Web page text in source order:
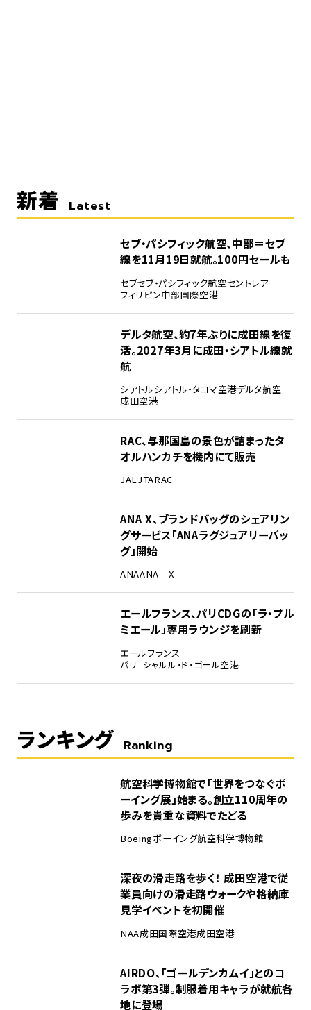
新着 Latest
セブ・パシフィック航空、中部＝セブ
線を11月19日就航。100円セールも
セブセブ・パシフィック航空セントレア
フィリピン中部国際空港
デルタ航空、約7年ぶりに成田線を復
活。2027年3月に成田・シアトル線就
航
シアトルシアトル・タコマ空港デルタ航空
成田空港
RAC、与那国島の景色が詰まったタ
オルハンカチを機内にて販売
JALJTARAC
ANA X、ブランドバッグのシェアリン
グサービス「ANAラグジュアリーバッ
グ」開始
ANAANA X
エールフランス、パリCDGの「ラ・プル
ミエール」専用ラウンジを刷新
エールフランス
パリ=シャルル・ド・ゴール空港
ランキング Ranking
航空科学博物館で「世界をつなぐボ
ーイング展」始まる。創立110周年の
歩みを貴重な資料でたどる
Boeingボーイング航空科学博物館
深夜の滑走路を歩く！ 成田空港で従
業員向けの滑走路ウォークや格納庫
見学イベントを初開催
NAA成田国際空港成田空港
AIRDO、「ゴールデンカムイ」とのコ
ラボ第3弾。制服着用キャラが就航各
地に登場